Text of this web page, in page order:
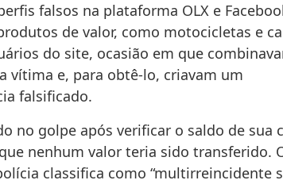
falsos na plataforma OLX e
de valor, como motocicletas e
do site, ocasião em que
vítima e, para obtê-lo, criavam um
falsificado.
no golpe após verificar o saldo de sua
nenhum valor teria sido transferido.
classifica como “multirreincidente